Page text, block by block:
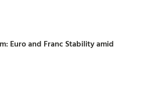
Euro and Franc Stability amid